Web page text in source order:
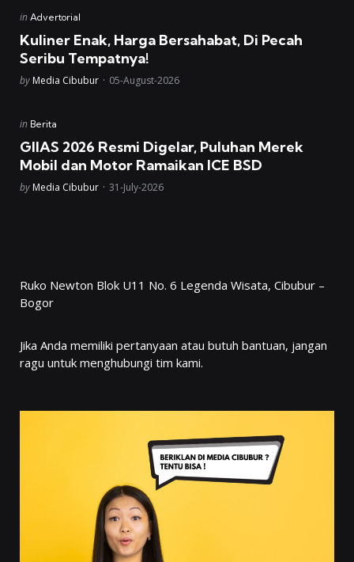
Posted
in Advertorial
Kuliner Enak, Harga Bersahabat, Di Pecah
Seribu Tempatnya!
Posted
by Media Cibubur 05-August-2026
Posted
in Berita
GIIAS 2026 Resmi Digelar, Puluhan Merek
Mobil dan Motor Ramaikan ICE BSD
Posted
by Media Cibubur 31-July-2026
Ruko Newton Blok U11 No. 6 Legenda Wisata, Cibubur –
Bogor
Jika Anda memiliki pertanyaan atau butuh bantuan, jangan
ragu untuk menghubungi tim kami.